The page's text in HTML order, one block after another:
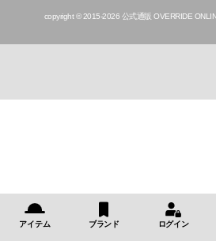
copyright © 2015-2026 公式通販 OVERRIDE
アイテム ブランド ログイン